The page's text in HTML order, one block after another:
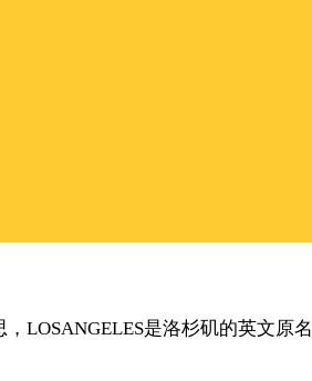
LOSANGELES是洛杉矶的英文原